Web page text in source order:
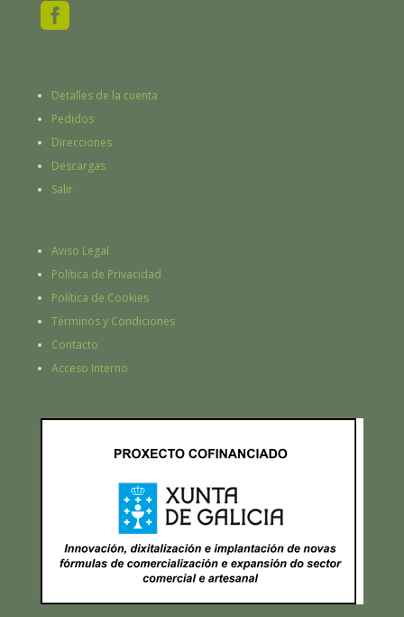

Detalles de la cuenta
Pedidos
Direcciones
Descargas
Salir
Aviso Legal
Política de Privacidad
Política de Cookies
Términos y Condiciones
Contacto
Acceso Interno